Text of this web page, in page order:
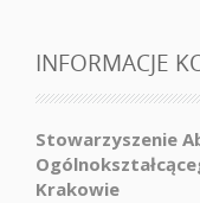
INFORMACJE
Stowarzyszenie
Krakowie